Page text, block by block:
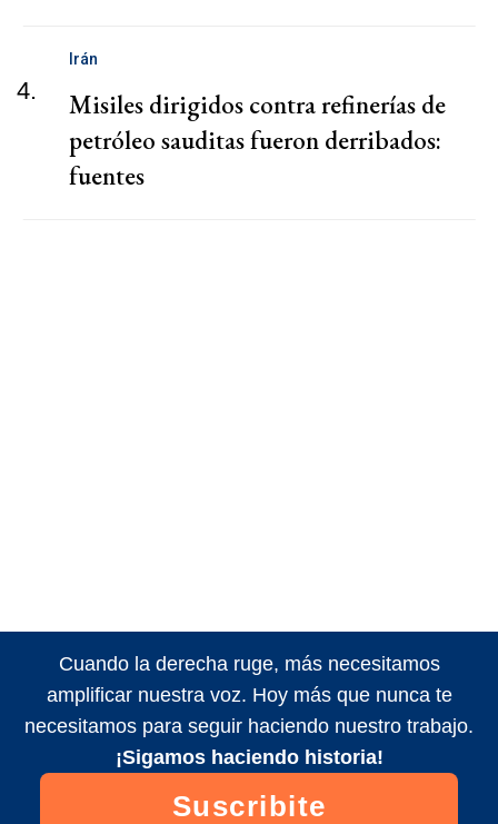
4.
Irán
Misiles dirigidos contra refinerías de
petróleo sauditas fueron derribados:
fuentes
Cuando la derecha ruge, más necesitamos
amplificar nuestra voz. Hoy más que nunca te
necesitamos para seguir haciendo nuestro trabajo.
¡Sigamos haciendo historia!
Suscribite